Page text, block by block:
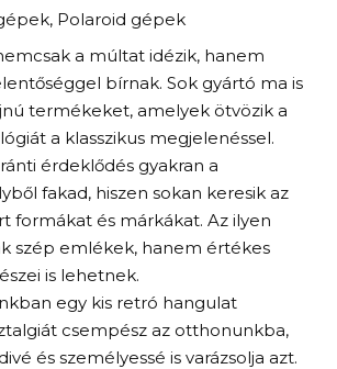
Polaroid gépek
a múltat idézik, hanem
bírnak. Sok gyártó ma is
termékeket, amelyek ötvözik a
a klasszikus megjelenéssel.
érdeklődés gyakran a
fakad, hiszen sokan keresik az
formákat és márkákat. Az ilyen
szép emlékek, hanem értékes
is lehetnek.
egy kis retró hangulat
csempész az otthonunkba,
és személyessé is varázsolja azt.